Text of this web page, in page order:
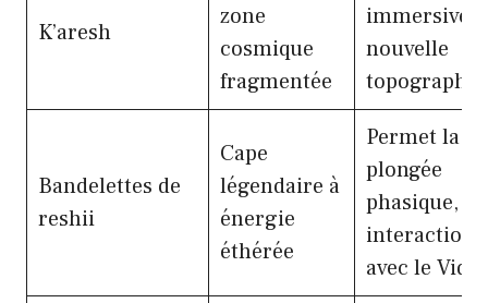
K’aresh
zone
cosmique
fragmentée
immersive,
nouvelle
topographie
Bandelettes de
reshii
Cape
légendaire à
énergie
éthérée
Permet la
plongée
phasique,
interaction
avec le Vide